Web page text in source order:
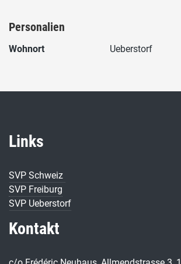
Personalien
Wohnort Ueberstorf
Links
SVP Schweiz
SVP Freiburg
SVP Ueberstorf
Kontakt